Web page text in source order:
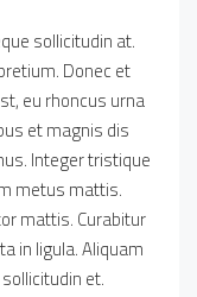
sollicitudin at.
Donec et
eu rhoncus urna
et magnis dis
Integer tristique
metus mattis.
mattis. Curabitur
in ligula. Aliquam
et.